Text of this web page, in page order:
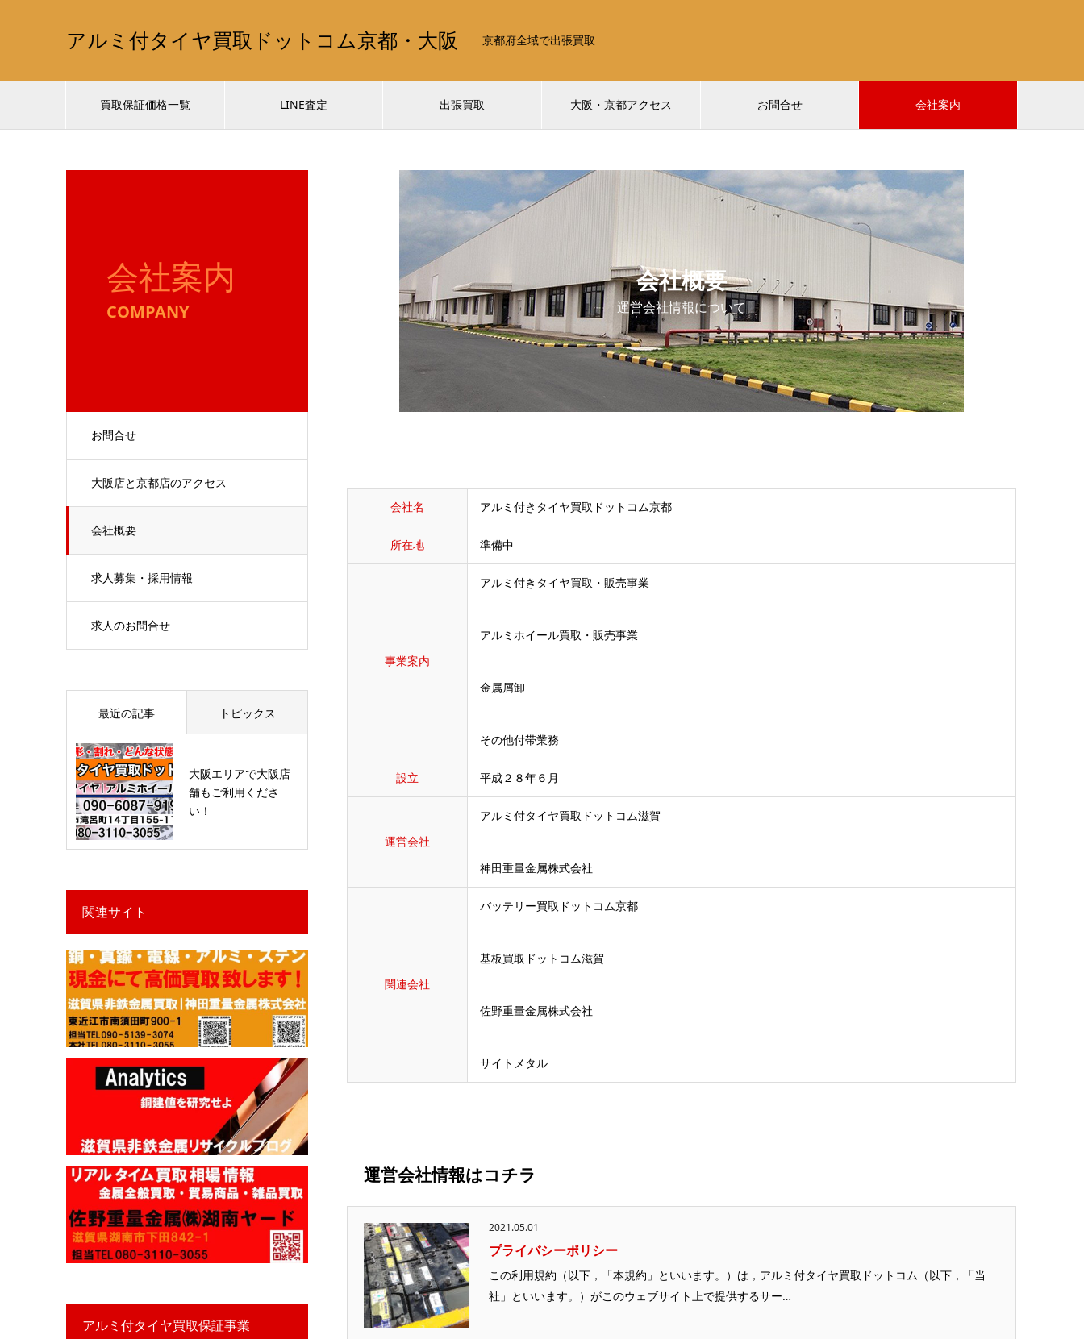
アルミ付タイヤ買取ドットコム京都・大阪 京都府全域で出張買取
買取保証価格一覧 LINE査定 出張買取 大阪・京都アクセス お問合せ 会社案内
会社案内
COMPANY
お問合せ
大阪店と京都店のアクセス
会社概要
求人募集・採用情報
求人のお問合せ
会社概要
運営会社情報について
会社名 アルミ付きタイヤ買取ドットコム京都
所在地 準備中
事業案内
アルミ付きタイヤ買取・販売事業
アルミホイール買取・販売事業
金属屑卸
その他付帯業務
設立 平成２８年６月
運営会社
アルミ付タイヤ買取ドットコム滋賀
神田重量金属株式会社
関連会社
バッテリー買取ドットコム京都
基板買取ドットコム滋賀
佐野重量金属株式会社
サイトメタル
運営会社情報はコチラ
2021.05.01
プライバシーポリシー
この利用規約（以下，「本規約」といいます。）は，アルミ付タイヤ買取ドットコム（以下，「当
社」といいます。）がこのウェブサイト上で提供するサー…
最近の記事 トピックス
大阪エリアで大阪店
舗もご利用くださ
い！
関連サイト
アルミ付タイヤ買取保証事業